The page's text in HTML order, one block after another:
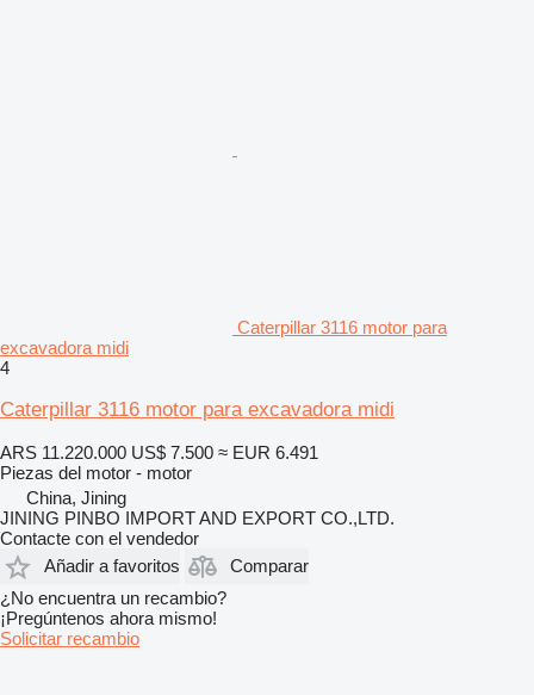
Caterpillar 3116 motor para
excavadora midi
4
Caterpillar 3116 motor para excavadora midi
ARS 11.220.000 US$ 7.500 ≈ EUR 6.491
Piezas del motor - motor
China, Jining
JINING PINBO IMPORT AND EXPORT CO.,LTD.
Contacte con el vendedor
Añadir a favoritos
Comparar
¿No encuentra un recambio?
¡Pregúntenos ahora mismo!
Solicitar recambio